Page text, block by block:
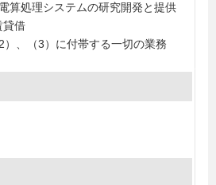
算処理システムの研究開発と提供
貸借
）、（3）に付帯する一切の業務